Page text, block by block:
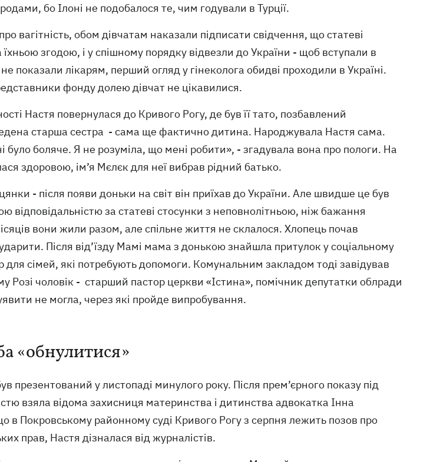
бо Ілоні не подобалося те, чим годували в Турції.
вагітність, обом дівчатам наказали підписати свідчення, що статеві
їхньою згодою, і у спішному порядку відвезли до України - щоб вступали в
показали лікарям, перший огляд у гінеколога обидві проходили в Україні.
фонду долею дівчат не цікавилися.
Настя повернулася до Кривого Рогу, де був її тато, позбавлений
старша сестра - сама ще фактично дитина. Народжувала Настя сама.
було боляче. Я не розуміла, що мені робити», - згадувала вона про пологи. На
здоровою, ім’я Мєлєк для неї вибрав рідний батько.
- після появи доньки на світ він приїхав до України. Але швидше це був
відповідальністю за статеві стосунки з неповнолітньою, ніж бажання
вони жили разом, але спільне життя не склалося. Хлопець почав
Після від’їзду Мамі мама з донькою знайшла притулок у соціальному
для сімей, які потребують допомоги. Комунальним закладом тоді завідував
Розі чоловік - старший пастор церкви «Істина», помічник депутатки облради
не могла, через які пройде випробування.
«обнулитися»
презентований у листопаді минулого року. Після прем’єрного показу під
взяла відома захисниця материнства і дитинства адвокатка Інна
в Покровському районному суді Кривого Рогу з серпня лежить позов про
прав, Настя дізналася від журналістів.